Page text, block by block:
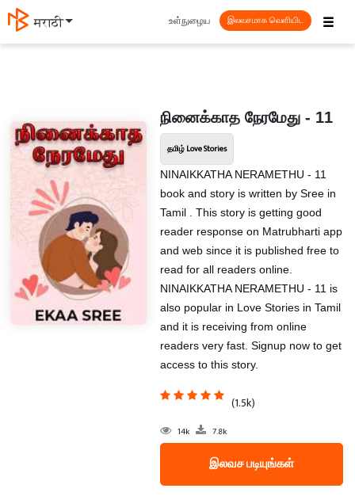
मराठी ☰
உள்நுழைய இலவசமாக வெளியிட
நினைக்காத நேரமேது - 11
தமிழ் Love Stories
NINAIKKATHA NERAMETHU - 11
book and story is written by Sree in
Tamil . This story is getting good
reader response on Matrubharti app
and web since it is published free to
read for all readers online.
NINAIKKATHA NERAMETHU - 11 is
also popular in Love Stories in Tamil
and it is receiving from online
readers very fast. Signup now to get
access to this story.
(1.5k)
14k 7.8k
இலவச படியுங்கள்